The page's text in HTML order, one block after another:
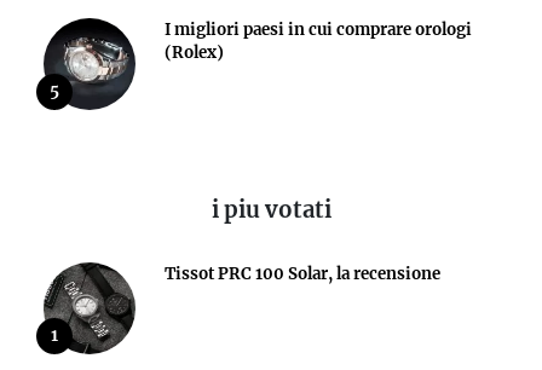
5
I migliori paesi in cui comprare orologi
(Rolex)
i piu votati
1
Tissot PRC 100 Solar, la recensione